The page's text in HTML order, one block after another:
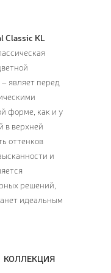
Classic KL
являет перед
форме, как и у
в верхней
оттенков
и
решений,
идеальным